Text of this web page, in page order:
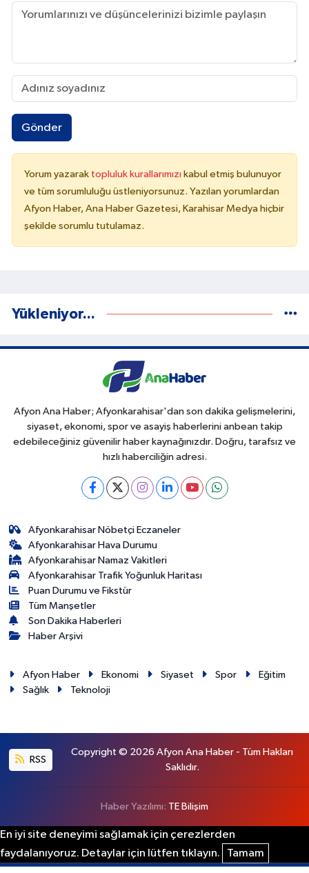
Gönder
Yorum yazarak topluluk kurallarımızı kabul etmiş bulunuyor
ve tüm sorumluluğu üstleniyorsunuz. Yazılan yorumlardan
Afyon Haber, Ana Haber Gazetesi, Karahisar Medya hiçbir
şekilde sorumlu tutulamaz.
Yükleniyor...
Afyon Ana Haber; Afyonkarahisar'dan son dakika gelişmelerini,
siyaset, ekonomi, spor ve asayiş haberlerini anbean takip
edebileceğiniz güvenilir haber kaynağınızdır. Doğru, tarafsız ve
hızlı haberciliğin adresi.
Afyonkarahisar Nöbetçi Eczaneler
Afyonkarahisar Hava Durumu
Afyonkarahisar Namaz Vakitleri
Afyonkarahisar Trafik Yoğunluk Haritası
Puan Durumu ve Fikstür
Tüm Manşetler
Son Dakika Haberleri
Haber Arşivi
Afyon Haber Ekonomi Siyaset Spor
Eğitim
Sağlık
Teknoloji
RSS
Copyright © 2026 Afyon Ana Haber - Tüm Hakları
Saklıdır.
Haber Yazılımı: TE Bilişim
En iyi site deneyimi sağlamak için çerezlerden
faydalanıyoruz. Detaylar için lütfen tıklayın.
Tamam